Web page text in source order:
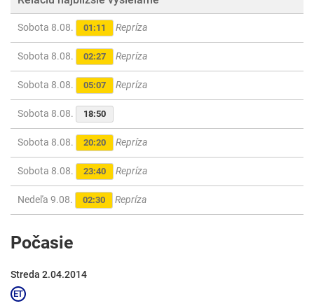
Sobota 8.08. 01:11 Repríza
Sobota 8.08. 02:27 Repríza
Sobota 8.08. 05:07 Repríza
Sobota 8.08. 18:50
Sobota 8.08. 20:20 Repríza
Sobota 8.08. 23:40 Repríza
Nedeľa 9.08. 02:30 Repríza
Počasie
Streda 2.04.2014